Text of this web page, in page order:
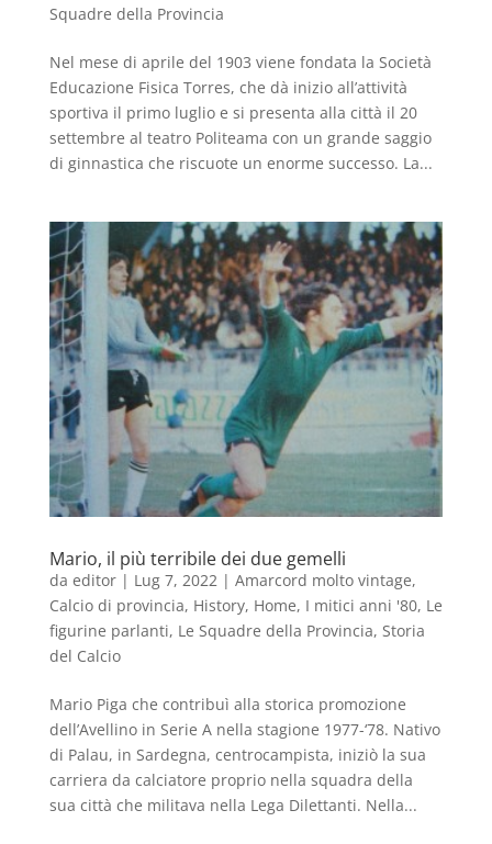
Squadre della Provincia
Nel mese di aprile del 1903 viene fondata la Società
Educazione Fisica Torres, che dà inizio all’attività
sportiva il primo luglio e si presenta alla città il 20
settembre al teatro Politeama con un grande saggio
di ginnastica che riscuote un enorme successo. La...
Mario, il più terribile dei due gemelli
da editor| Lug 7, 2022 | Amarcord molto vintage,
Calcio di provincia, History, Home, I mitici anni '80, Le
figurine parlanti, Le Squadre della Provincia, Storia
del Calcio
Mario Piga che contribuì alla storica promozione
dell’Avellino in Serie A nella stagione 1977-‘78. Nativo
di Palau, in Sardegna, centrocampista, iniziò la sua
carriera da calciatore proprio nella squadra della
sua città che militava nella Lega Dilettanti. Nella...